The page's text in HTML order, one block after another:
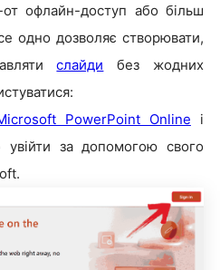
офлайн-доступ або більш
одно дозволяє створювати,
слайди без жодних
PowerPoint Online і
за допомогою свого